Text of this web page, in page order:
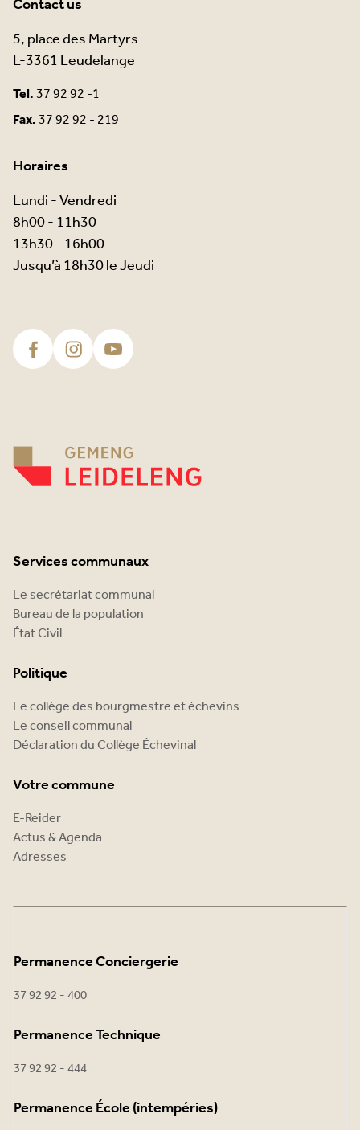
5, place des Martyrs
L-3361 Leudelange
Tel.37 92 92 -1
Fax.37 92 92 - 219
Horaires
Lundi - Vendredi
8h00 - 11h30
13h30 - 16h00
Jusqu’à 18h30 le Jeudi
Services communaux
Le secrétariat communal
Bureau de la population
État Civil
Politique
Le collège des bourgmestre et échevins
Le conseil communal
Déclaration du Collège Échevinal
Votre commune
E-Reider
Actus & Agenda
Adresses
Permanence Conciergerie
37 92 92 - 400
Permanence Technique
37 92 92 - 444
Permanence École (intempéries)